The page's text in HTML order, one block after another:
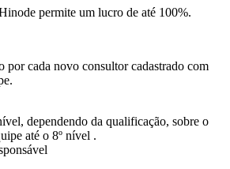
permite um lucro de até 100%.
por cada novo consultor cadastrado com
dependendo da qualificação, sobre o
até o 8º nível .